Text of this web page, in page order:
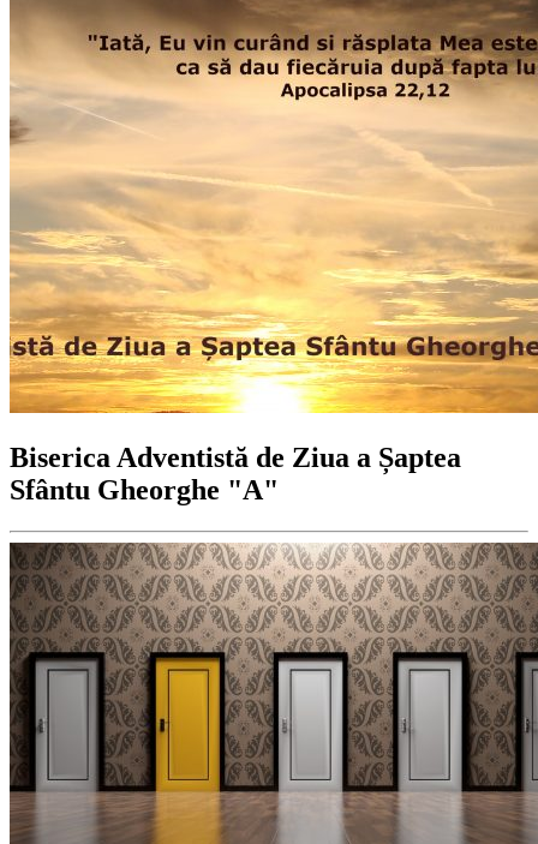
Biserica Adventistă de Ziua a Șaptea
Sfântu Gheorghe "A"